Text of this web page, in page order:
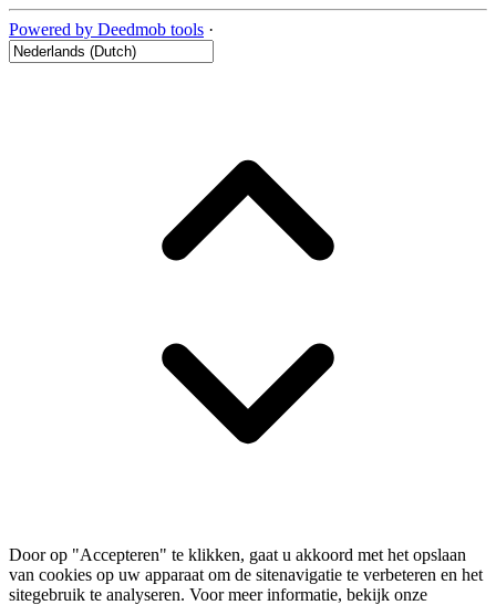
Powered by Deedmob tools ·
Door op "Accepteren" te klikken, gaat u akkoord met het opslaan
van cookies op uw apparaat om de sitenavigatie te verbeteren en het
sitegebruik te analyseren. Voor meer informatie, bekijk onze